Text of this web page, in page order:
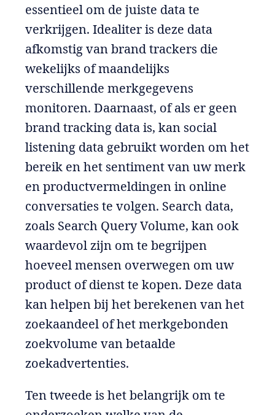
essentieel om de juiste data te
verkrijgen. Idealiter is deze data
afkomstig van brand trackers die
wekelijks of maandelijks
verschillende merkgegevens
monitoren. Daarnaast, of als er geen
brand tracking data is, kan social
listening data gebruikt worden om het
bereik en het sentiment van uw merk
en productvermeldingen in online
conversaties te volgen. Search data,
zoals Search Query Volume, kan ook
waardevol zijn om te begrijpen
hoeveel mensen overwegen om uw
product of dienst te kopen. Deze data
kan helpen bij het berekenen van het
zoekaandeel of het merkgebonden
zoekvolume van betaalde
zoekadvertenties.
Ten tweede is het belangrijk om te